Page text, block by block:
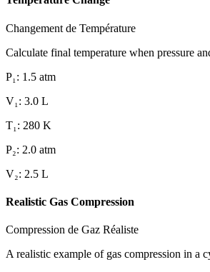
Changement de Température
Calculate final temperature when pressure
P₁: 1.5 atm
V₁: 3.0 L
T₁: 280 K
P₂: 2.0 atm
V₂: 2.5 L
Realistic Gas Compression
Compression de Gaz Réaliste
A realistic example of gas compression in a